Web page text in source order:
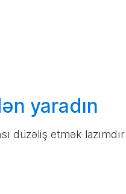
yaradın
düzəliş etmək